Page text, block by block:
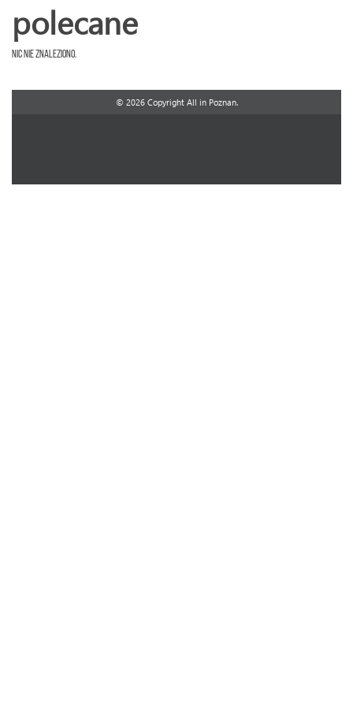
polecane
Nic nie znaleziono.
© 2026 Copyright All in Poznan.